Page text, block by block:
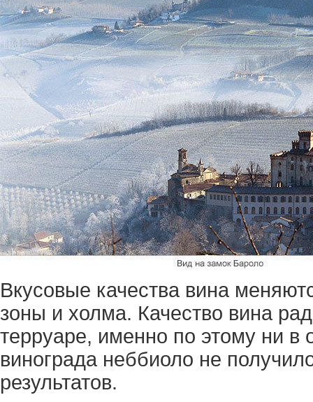
Вкусовые качества вина
зоны и холма. Качество вина
терруаре, именно по этому ни в
винограда неббиоло не
результатов.